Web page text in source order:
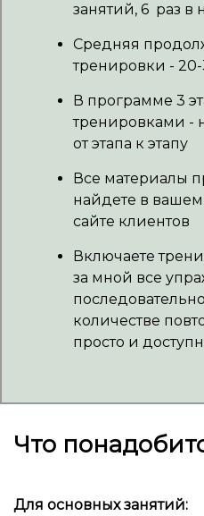
занятий, 6 раз в
Средняя
тренировки -
В программе 3
тренировками -
от этапа к этапу
Все материалы
найдете в
сайте клиентов
Включаете
за мной все
количестве
просто и
Что
Для основных занятий: